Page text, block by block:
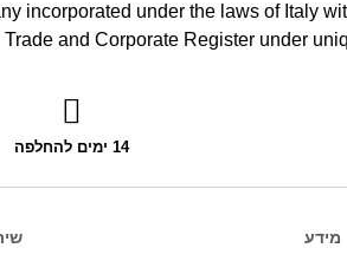
incorporated under the laws of Italy
and Corporate Register under
14 ימים להחלפה
מידע